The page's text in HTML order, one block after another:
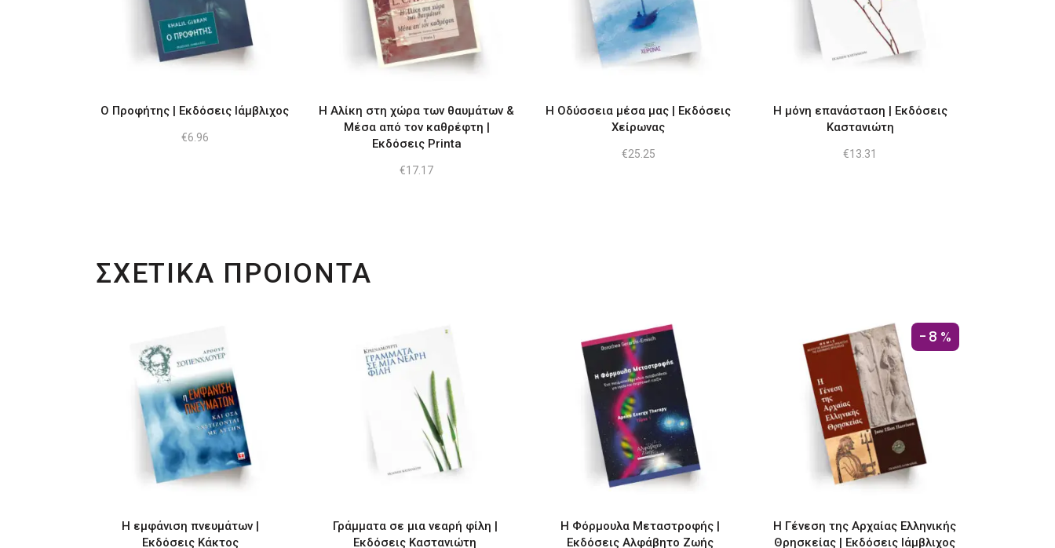
Ο Προφήτης | Εκδόσεις Ιάμβλιχος
€6.96
Η Αλίκη στη χώρα των θαυμάτων &
Μέσα από τον καθρέφτη |
Εκδόσεις Printa
€17.17
Η Οδύσσεια μέσα μας | Εκδόσεις
Χείρωνας
€25.25
Η μόνη επανάσταση | Εκδόσεις
Καστανιώτη
€13.31
ΣΧΕΤΙΚΑ ΠΡΟΙΟΝΤΑ
Η εμφάνιση πνευμάτων |
Εκδόσεις Κάκτος
Γράμματα σε μια νεαρή φίλη |
Εκδόσεις Καστανιώτη
Η Φόρμουλα Μεταστροφής |
Εκδόσεις Αλφάβητο Ζωής
-8%
Η Γένεση της Αρχαίας Ελληνικής
Θρησκείας | Εκδόσεις Ιάμβλιχος